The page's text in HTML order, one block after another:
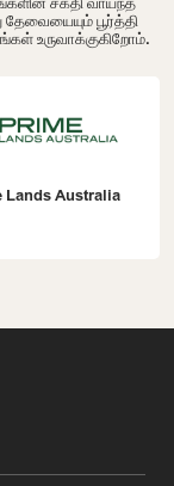
பூர்த்தி
உருவாக்குகிறோம்.
Prime Premier